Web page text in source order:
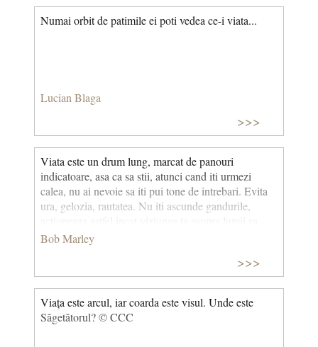
Numai orbit de patimile ei poti vedea ce-i viata...
Lucian Blaga
>>>
Viata este un drum lung, marcat de panouri
indicatoare, asa ca sa stii, atunci cand iti urmezi
calea, nu ai nevoie sa iti pui tone de intrebari. Evita
ura, gelozia, rautatea. Nu iti ascunde gandurile,
devina realitate. Trezeste-te si traieste. © CCC
Bob Marley
>>>
Viața este arcul, iar coarda este visul. Unde este
Săgetătorul? © CCC